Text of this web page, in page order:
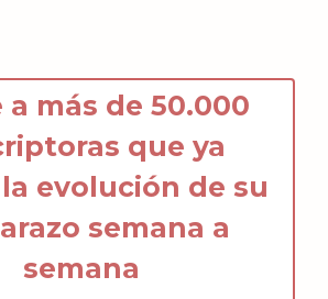
a más de 50.000
que ya
evolución de su
semana a
semana